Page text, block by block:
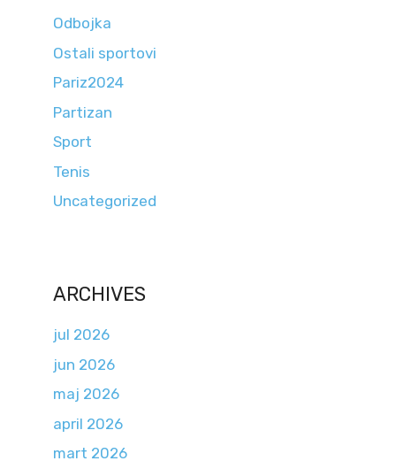
Odbojka
Ostali sportovi
Pariz2024
Partizan
Sport
Tenis
Uncategorized
ARCHIVES
jul 2026
jun 2026
maj 2026
april 2026
mart 2026